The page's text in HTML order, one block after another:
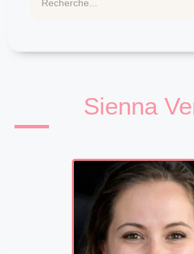
Sienna